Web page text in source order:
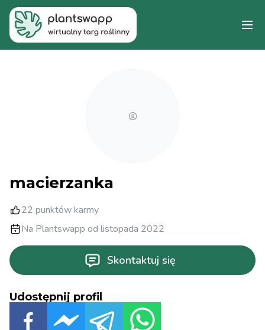
macierzanka
22 punktów karmy
Na Plantswapp od listopada 2022
Skontaktuj się
Udostępnij profil